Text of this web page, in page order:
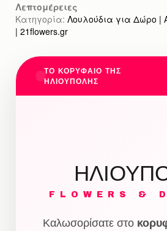
Λεπτομέρειες
Κατηγορία: Λουλούδια για Δώρο |
| 21flowers.gr
ΤΟ ΚΟΡΥΦΑΙΟ ΤΗΣ
ΗΛΙΟΥΠΟΛΗΣ
FLOWERS &
Καλωσορίσατε στο